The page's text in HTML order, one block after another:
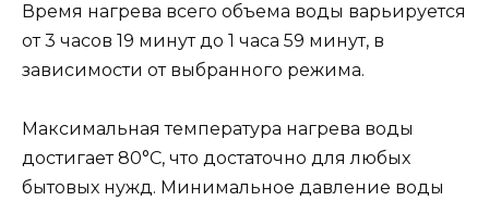
Время нагрева всего объема воды варьируется
от 3 часов 19 минут до 1 часа 59 минут, в
зависимости от выбранного режима.
Максимальная температура нагрева воды
достигает 80°C, что достаточно для любых
бытовых нужд. Минимальное давление воды